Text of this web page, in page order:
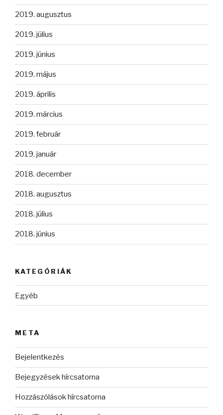
2019. augusztus
2019. július
2019. június
2019. május
2019. április
2019. március
2019. február
2019. január
2018. december
2018. augusztus
2018. július
2018. június
KATEGÓRIÁK
Egyéb
META
Bejelentkezés
Bejegyzések hírcsatorna
Hozzászólások hírcsatorna